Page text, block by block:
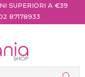
SUPERIORI A €39
87178933